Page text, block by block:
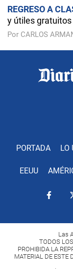
REGRESO A
y útiles
Por CARLOS
PORTADA LO
EEUU
Las
TODOS
PROHIBIDA LA
MATERIAL DE ESTE